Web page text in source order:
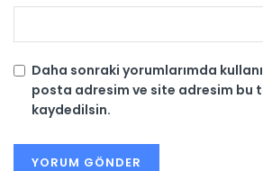
Daha sonraki yorumlarımda
posta adresim ve site adresim bu
kaydedilsin.